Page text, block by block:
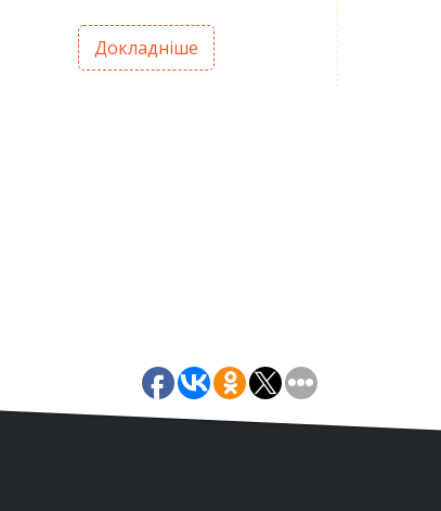
Докладніше